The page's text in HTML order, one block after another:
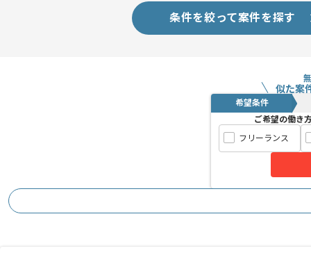
条件を絞って案件を探す
似た案
希望条件
ご希望の働き
フリーランス